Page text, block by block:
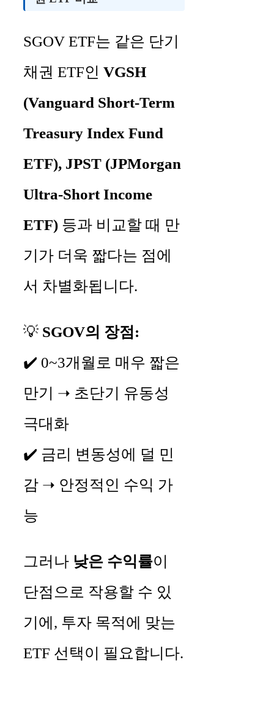
SGOV ETF는 같은 단기
채권 ETF인 VGSH
(Vanguard Short-Term
Treasury Index Fund
ETF), JPST (JPMorgan
Ultra-Short Income
ETF) 등과 비교할 때 만
기가 더욱 짧다는 점에
서 차별화됩니다.
💡 SGOV의 장점:
✔️ 0~3개월로 매우 짧은
만기 ➝ 초단기 유동성
극대화
✔️ 금리 변동성에 덜 민
감 ➝ 안정적인 수익 가
능
그러나 낮은 수익률이
단점으로 작용할 수 있
기에, 투자 목적에 맞는
ETF 선택이 필요합니다.